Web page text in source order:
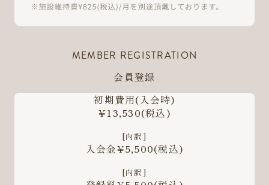
MEMBER REGISTRATION
会員登録
初期費用(入会時)
¥13,530(税込)
[内訳]
入会金¥5,500(税込)
[内訳]